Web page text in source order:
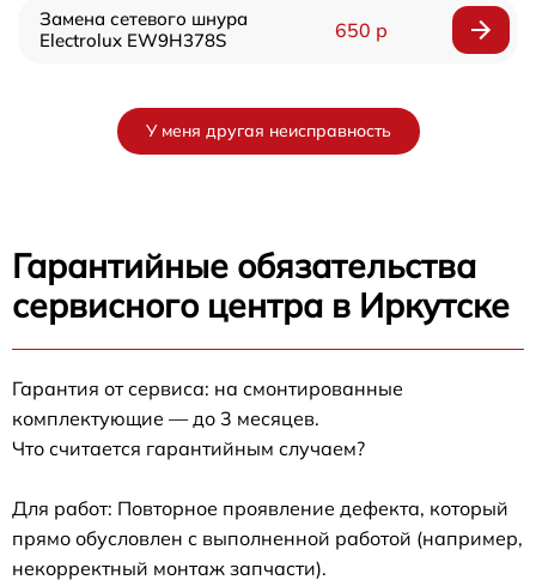
Замена сетевого шнура
Electrolux EW9H378S
650 р
У меня другая неисправность
Гарантийные обязательства
сервисного центра в Иркутске
Гарантия от сервиса: на смонтированные
комплектующие — до 3 месяцев.
Что считается гарантийным случаем?
Для работ: Повторное проявление дефекта, который
прямо обусловлен с выполненной работой (например,
некорректный монтаж запчасти).